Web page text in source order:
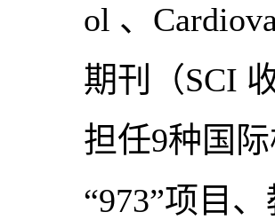
ol 、
期刊（SCI
担任9种国
“973”项目